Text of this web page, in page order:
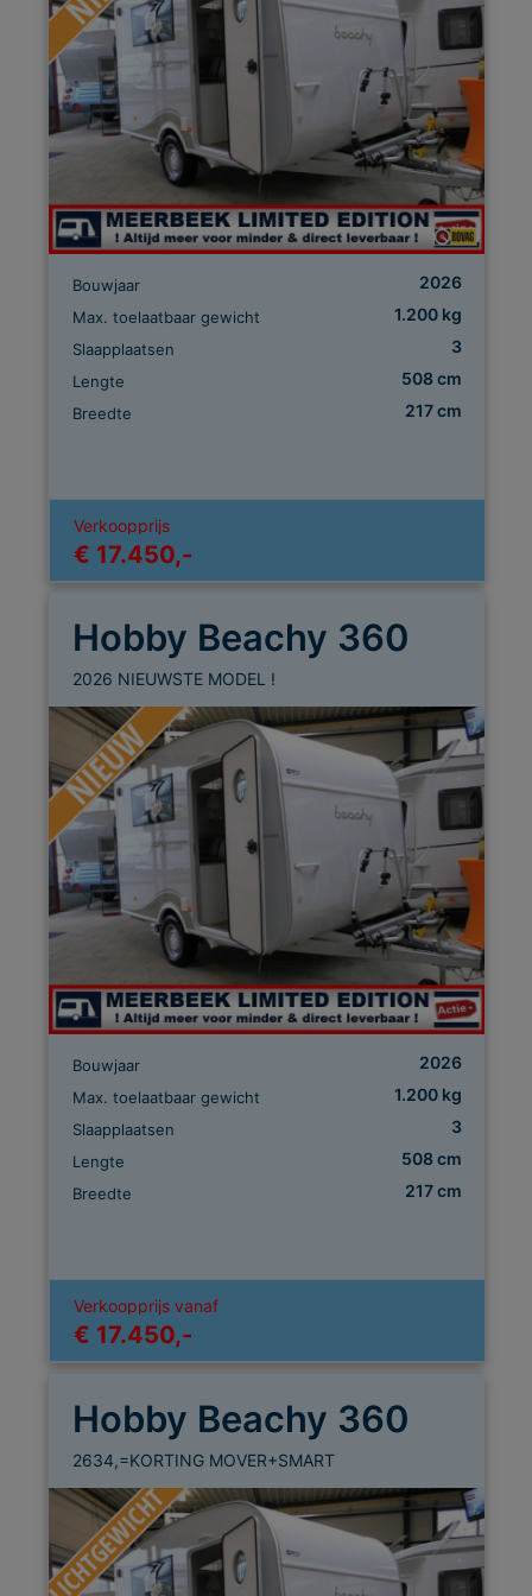
Bouwjaar 2026
Max. toelaatbaar gewicht 1.200 kg
Slaapplaatsen 3
Lengte 508 cm
Breedte 217 cm
Verkoopprijs
€ 17.450,-
Hobby Beachy 360
2026 NIEUWSTE MODEL !
Bouwjaar 2026
Max. toelaatbaar gewicht 1.200 kg
Slaapplaatsen 3
Lengte 508 cm
Breedte 217 cm
Verkoopprijs vanaf
€ 17.450,-
Hobby Beachy 360
2634,=KORTING MOVER+SMART